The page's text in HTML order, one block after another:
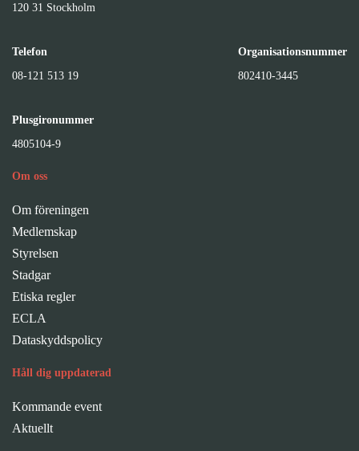
120 31 Stockholm
Telefon
08-121 513 19
Organisationsnummer
802410-3445
Plusgironummer
4805104-9
Om oss
Om föreningen
Medlemskap
Styrelsen
Stadgar
Etiska regler
ECLA
Dataskyddspolicy
Håll dig uppdaterad
Kommande event
Aktuellt